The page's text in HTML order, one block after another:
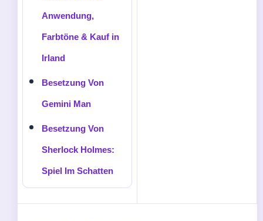
Anwendung,
Farbtöne & Kauf in
Irland
Besetzung Von
Gemini Man
Besetzung Von
Sherlock Holmes:
Spiel Im Schatten